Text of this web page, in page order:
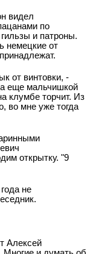
видел
по
и патроны.
немецкие от
от винтовки, -
еще мальчишкой
клумбе торчит. Из
во мне уже тогда
открытку. "9
не
Алексей